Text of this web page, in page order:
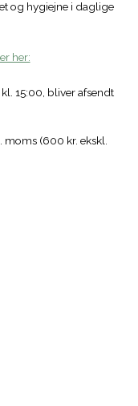
og hygiejne i daglige
her:
15:00, bliver afsendt
(600 kr. ekskl.